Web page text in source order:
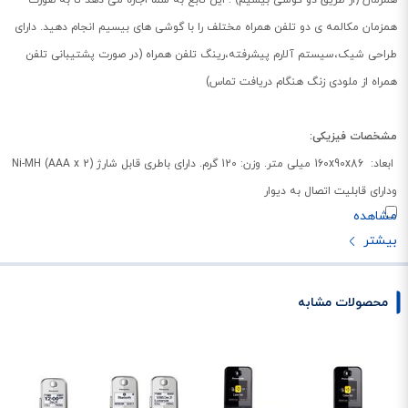
همزمان مکالمه ی دو تلفن همراه مختلف را با گوشی های بیسیم انجام دهید. دارای
طراحی شیک،سیستم آلارم پیشرفته،رینگ تلفن همراه (در صورت پشتیبانی تلفن
همراه از ملودی زنگ هنگام دریافت تماس)
مشخصات فیزیکی:
ابعاد: 160x90x86 میلی متر. وزن: 120 گرم. دارای باطری قابل شارژ Ni-MH (AAA x 2)
ودارای قابلیت اتصال به دیوار
مشخصات بیسیم:
دارای دو گوشی بیسیم،قابلیت اتصال یک خط تلفن، قابلیت رجیستر کردن دو تلفن
همراه دوم با تلفن ثابت)
سیستم اعلام پیام کوتاه، هشدار گویای ارسال کننده پیام،سازگار با کلیدیاب (تا 4
محصولات مشابه